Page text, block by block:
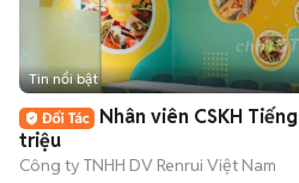
Tin nổi bật
Nhân viên CSKH
triệu
Công ty TNHH DV Renrui Việt Nam